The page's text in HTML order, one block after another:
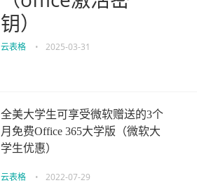
钥）
云表格 • 2025-03-31
全美大学生可享受微软赠送的3个
月免费Office 365大学版（微软大
学生优惠）
云表格 • 2022-07-29